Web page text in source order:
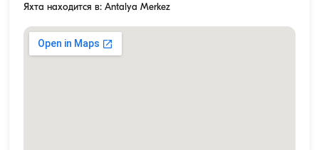
Яхта находится в: Antalya Merkez